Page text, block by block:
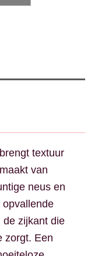
textuur
van
neus en
de zijkant die
zorgt. Een